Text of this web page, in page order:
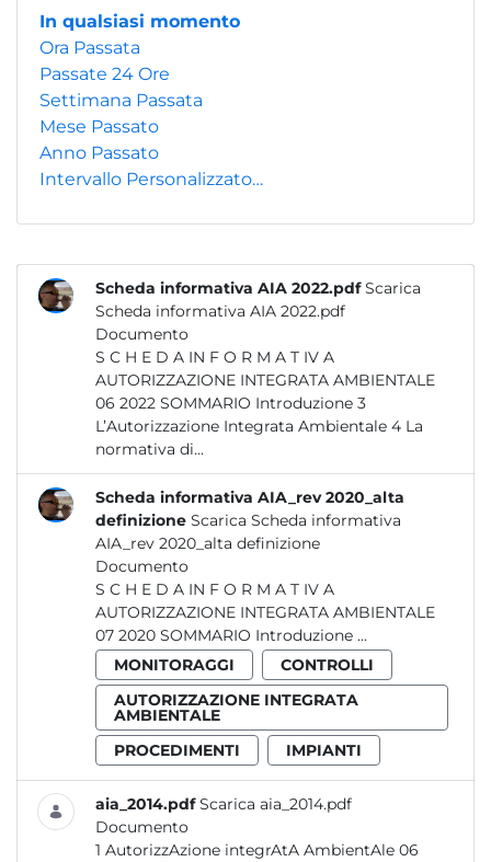
In qualsiasi momento
Ora Passata
Passate 24 Ore
Settimana Passata
Mese Passato
Anno Passato
Intervallo Personalizzato…
Scheda informativa AIA 2022.pdf Scarica
Scheda informativa AIA 2022.pdf
Documento
S C H E D A IN F O R M A T IV A
AUTORIZZAZIONE INTEGRATA AMBIENTALE
06 2022 SOMMARIO Introduzione 3
L’Autorizzazione Integrata Ambientale 4 La
normativa di...
Scheda informativa AIA_rev 2020_alta
definizione Scarica Scheda informativa
AIA_rev 2020_alta definizione
Documento
S C H E D A IN F O R M A T IV A
AUTORIZZAZIONE INTEGRATA AMBIENTALE
07 2020 SOMMARIO Introduzione ...
MONITORAGGI
CONTROLLI
AUTORIZZAZIONE INTEGRATA
AMBIENTALE
PROCEDIMENTI
IMPIANTI
aia_2014.pdf Scarica aia_2014.pdf
Documento
1 AutorizzAzione integrAtA AmbientAle 06